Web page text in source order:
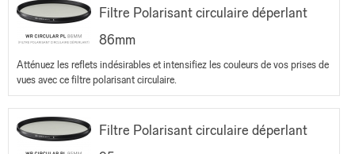
Filtre Polarisant circulaire déperlant
86mm
Atténuez les reflets indésirables et intensifiez les couleurs de vos prises de
vues avec ce filtre polarisant circulaire.
Filtre Polarisant circulaire déperlant